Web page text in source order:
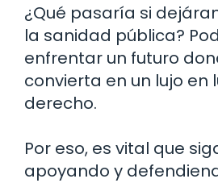
¿Qué pasaría si
la sanidad pública?
enfrentar un futuro
convierta en un lujo en
derecho.
Por eso, es vital que
apoyando y